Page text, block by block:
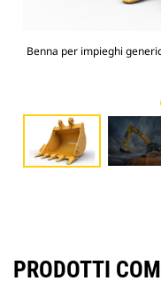
Benna per impieghi
PRODOTTI